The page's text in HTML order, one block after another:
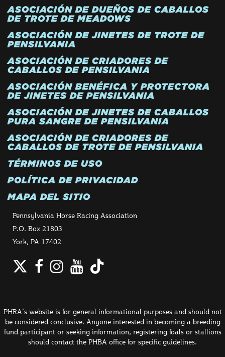
ASOCIACIÓN DE DUEÑOS DE CABALLOS
DE TROTE DE MEADOWS
ASOCIACIÓN DE JINETES DE TROTE DE
PENSILVANIA
ASOCIACIÓN DE CRIADORES DE
CABALLOS DE PENSILVANIA
ASOCIACIÓN BENÉFICA Y PROTECTORA
DE JINETES DE PENSILVANIA
ASOCIACIÓN DE JINETES DE CABALLOS
PURA SANGRE DE PENSILVANIA
ASOCIACIÓN DE CRIADORES DE
CABALLOS DE TROTE DE PENSILVANIA
TÉRMINOS DE USO
POLÍTICA DE PRIVACIDAD
MAPA DEL SITIO
Pennsylvania Horse Racing Association
P.O. Box 21803
York, PA 17402
Twitter
Facebook
Instagram
YouTube
TikTok
PHRA's website is for general informational purposes and should not
be considered conclusive. Anyone interested in becoming a breeding
fund participant or seeking information, registering foals or stallions
should contact the PHBA office for specific guidelines.